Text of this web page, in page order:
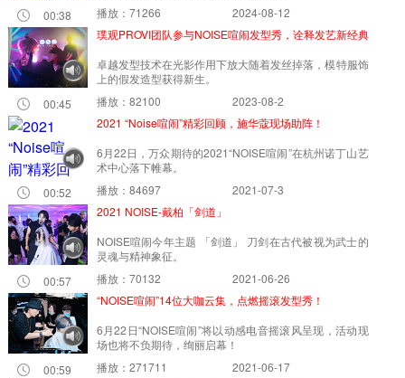
00:38
播放：71266
2024-08-12
00:45
璞观PROVI团队参与NOISE喧闹发型秀，诠释发艺新经典
卓越发型技术在光影作用下放大随着发丝掉落，模特服饰
上的假发造型获得新生。
播放：82100
2023-08-2
00:52
2021 “Noise喧闹”精彩回顾，施华蔻现场助阵！
6月22日，万众期待的2021“NOISE喧闹”在杭州诺丁山艺
术中心落下帷幕。
播放：84697
2021-07-3
00:57
2021 NOISE-戴柏「剑道」
NOISE喧闹今年主题 「剑道」 刀剑在古代被视为武士的
灵魂与精神象征。
播放：70132
2021-06-26
00:59
“NOISE喧闹”14位大咖云集，点燃摇滚发型秀！
6月22日“NOISE喧闹”将以动感电音摇滚风呈现，活动现
场也将不负期待，绚丽启幕！
播放：271711
2021-06-17